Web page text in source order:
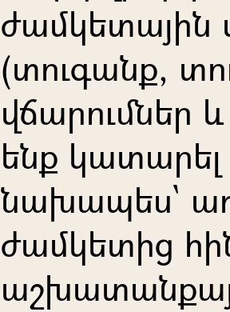
ժամկետային
(տուգանք,
վճարումներ
ենք կատարել
նախապես`
ժամկետից